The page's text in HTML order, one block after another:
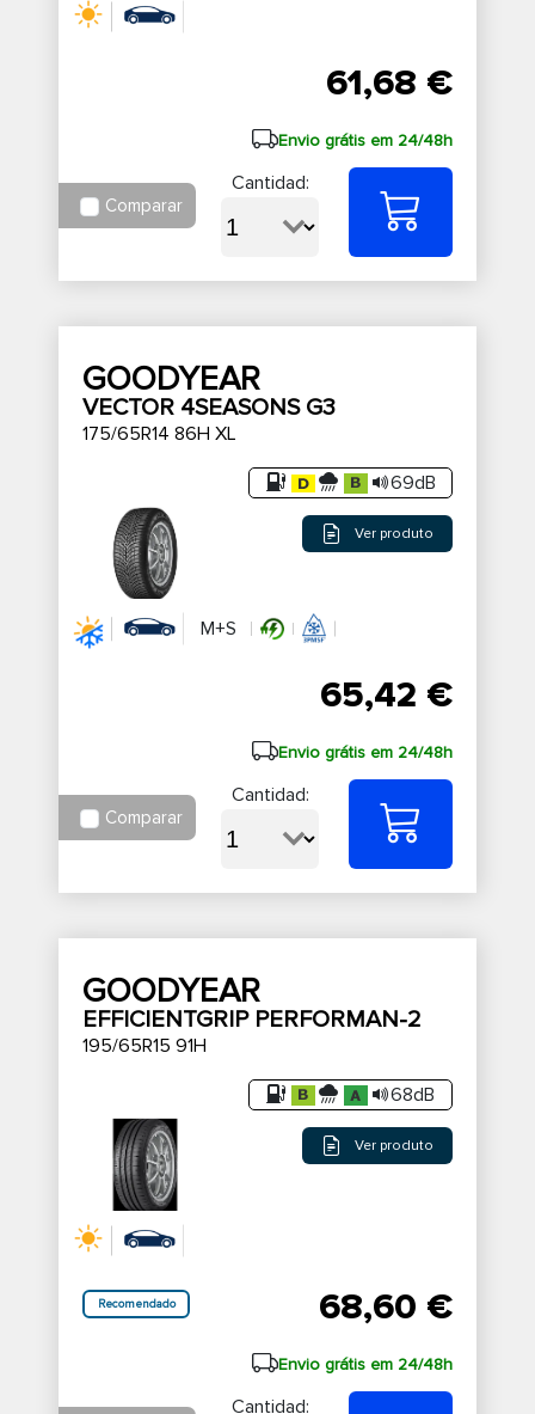
61,68 €
Envio grátis em 24/48h
Comparar
Cantidad:
GOODYEAR
VECTOR 4SEASONS G3
175/65R14 86H XL
69dB
Ver produto
M+S
65,42 €
Envio grátis em 24/48h
Comparar
Cantidad:
GOODYEAR
EFFICIENTGRIP PERFORMAN-2
195/65R15 91H
68dB
Ver produto
Recomendado 68,60 €
Envio grátis em 24/48h
Cantidad: